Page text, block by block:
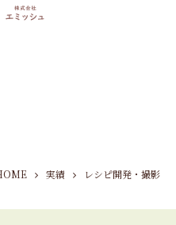
実績 レシピ開発・撮影